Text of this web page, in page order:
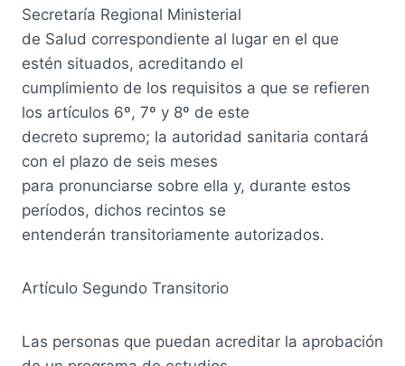
Secretaría Regional Ministerial
de Salud correspondiente al lugar en el que
estén situados, acreditando el
cumplimiento de los requisitos a que se refieren
los artículos 6º, 7º y 8º de este
decreto supremo; la autoridad sanitaria contará
con el plazo de seis meses
para pronunciarse sobre ella y, durante estos
períodos, dichos recintos se
entenderán transitoriamente autorizados.
Artículo Segundo Transitorio
Las personas que puedan acreditar la aprobación